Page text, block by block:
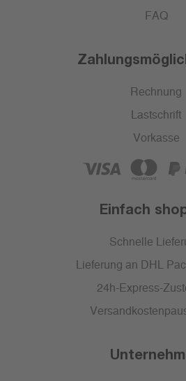
FAQ
Rechnung
Lastschrift
Vorkasse
Einfach
Schnelle
Lieferung an DHL
24h-Express-